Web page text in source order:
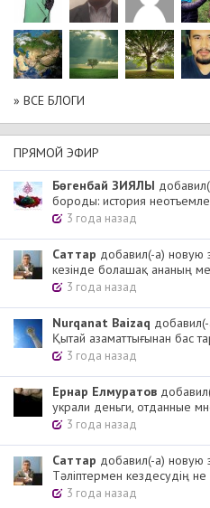
» ВСЕ БЛОГИ
ПРЯМОЙ ЭФИР
Бөгенбай ЗИЯЛЫ
бороды: история
3 года назад
Cаттар добавил(-а) новую
кезінде болашақ ананың
3 года назад
Nurqanat Baizaq
Қытай азаматтығынан бас
3 года назад
Ернар Елмуратов
украли деньги, отданные
3 года назад
Cаттар добавил(-а) новую
Тәліптермен кездесудің не
3 года назад